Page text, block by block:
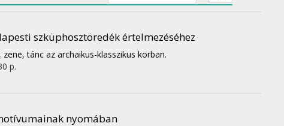
szküphosztöredék értelmezéséhez
tánc az archaikus-klasszikus korban.
p.
nyomában